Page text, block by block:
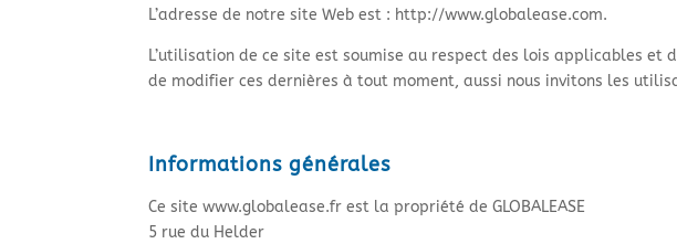
L’adresse de notre site Web est : http://www.globalease.com.
L’utilisation de ce site est soumise au respect des lois applicables et
de modifier ces dernières à tout moment, aussi nous invitons les
Informations générales
Ce site www.globalease.fr est la propriété de GLOBALEASE
5 rue du Helder